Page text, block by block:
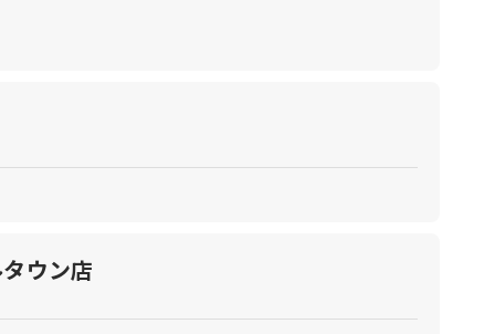
ウン店